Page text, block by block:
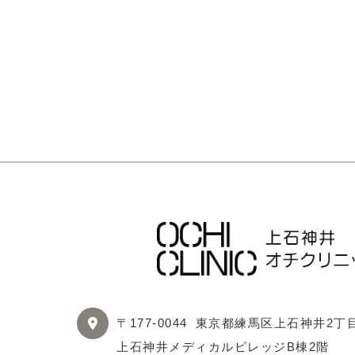
〒177-0044
東京都練馬区上石神井2丁
上石神井メディカルビレッジB棟2階